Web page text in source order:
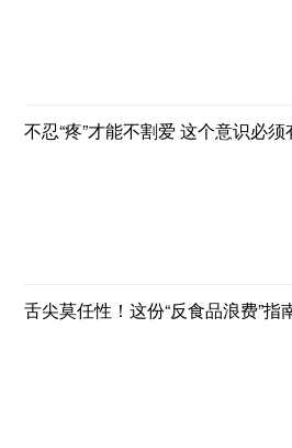
不忍“疼”才能不割爱 这个意识必须
舌尖莫任性！这份“反食品浪费”指